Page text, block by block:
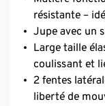
résistante –
Jupe avec un
Large taille
coulissant et
2 fentes
liberté de